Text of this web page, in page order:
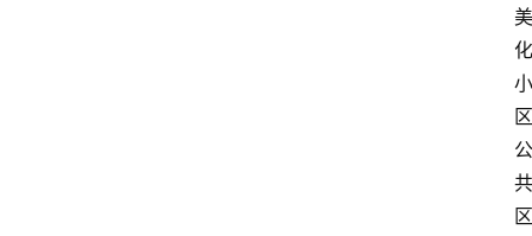
美
化
小
区
公
共
区